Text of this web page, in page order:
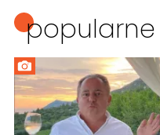
popularne